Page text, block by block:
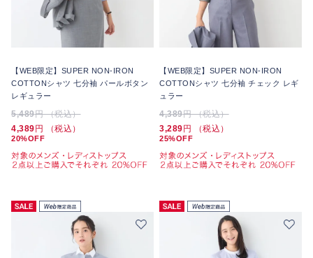
【WEB限定】SUPER NON-IRON
COTTONシャツ 七分袖 パールボタン
レギュラー
5,489円 （税込）
4,389 円 （税込）
20%OFF
【WEB限定】SUPER NON-IRON
COTTONシャツ 七分袖 チェック レギ
ュラー
4,389円 （税込）
3,289 円 （税込）
25%OFF